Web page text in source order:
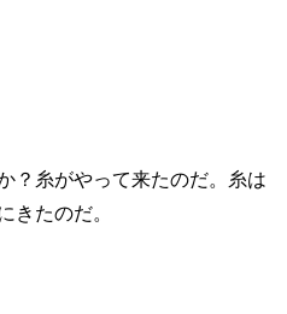
？糸がやって来たのだ。糸は
きたのだ。